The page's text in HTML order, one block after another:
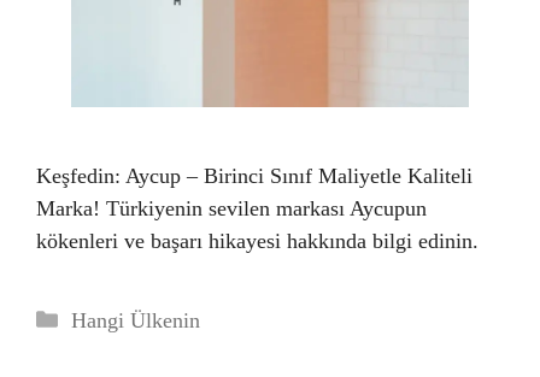
Keşfedin: Aycup – Birinci Sınıf Maliyetle Kaliteli
Marka! Türkiyenin sevilen markası Aycupun
kökenleri ve başarı hikayesi hakkında bilgi edinin.
Kategoriler
Hangi Ülkenin